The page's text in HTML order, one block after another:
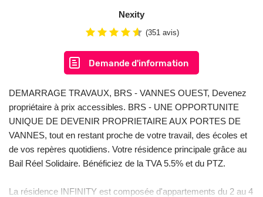
Nexity
(351 avis)
Demande d'information
DEMARRAGE TRAVAUX, BRS - VANNES OUEST, Devenez
propriétaire à prix accessibles. BRS - UNE OPPORTUNITE
UNIQUE DE DEVENIR PROPRIETAIRE AUX PORTES DE
VANNES, tout en restant proche de votre travail, des écoles et
de vos repères quotidiens. Votre résidence principale grâce au
Bail Réel Solidaire. Bénéficiez de la TVA 5.5% et du PTZ.
La résidence INFINITY est composée d'appartements du 2 au 4